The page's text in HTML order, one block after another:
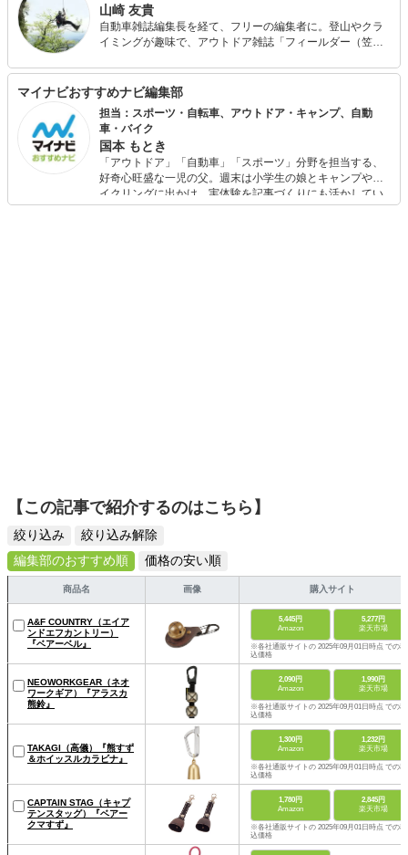
山崎 友貴
自動車雑誌編集長を経て、フリーの編集者に。登山やクラ
イミングが趣味で、アウトドア雑誌「フィールダー（笠倉
品などの遊び道具の収納場所で、愛車のJeepラングラーも
すっかり倉庫代わりに。昨今は車中泊にもハマり、住居を
キャンピングカーに変えるか真剣に悩み中。
マイナビおすすめナビ編集部
担当：スポーツ・自転車、アウトドア・キャンプ、自動
車・バイク
国本 もとき
「アウトドア」「自動車」「スポーツ」分野を担当する、
好奇心旺盛な一児の父。週末は小学生の娘とキャンプやサ
イクリングに出かけ、実体験を記事づくりにも活かしてい
ます。読者の「知りたい」を分かりやすく届けることをモ
【この記事で紹介するのはこちら】
絞り込み
絞り込み解除
編集部のおすすめ順
価格の安い順
商品名 画像 購入サイト
A&F COUNTRY（エイア
ンドエフカントリー）
『ベアーベル』
5,445円
Amazon
5,277円
楽天市場
※各社通販サイトの 2025年09月01日時点 での税
込価格
NEOWORKGEAR（ネオ
ワークギア）『アラスカ
熊鈴』
2,090円
Amazon
1,990円
楽天市場
※各社通販サイトの 2025年09月01日時点 での税
込価格
TAKAGI（高儀）『熊すず
＆ホイッスルカラビナ』
1,300円
Amazon
1,232円
楽天市場
※各社通販サイトの 2025年09月01日時点 での税
込価格
CAPTAIN STAG（キャプ
テンスタッグ）『ベアー
クマすず』
1,780円
Amazon
2,845円
楽天市場
※各社通販サイトの 2025年09月01日時点 での税
込価格